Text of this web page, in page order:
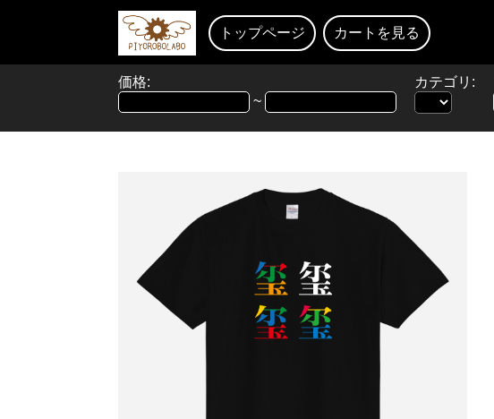
トップページ カートを見る
価格:
~
カテゴリ: